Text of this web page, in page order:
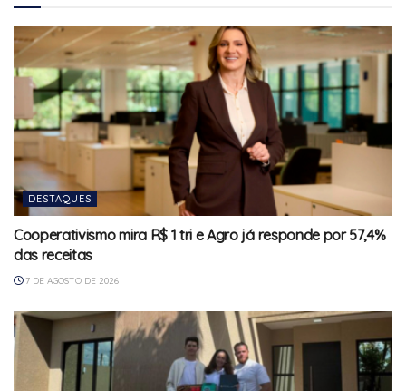
DESTAQUES
Cooperativismo mira R$ 1 tri e Agro já responde por 57,4%
das receitas
7 DE AGOSTO DE 2026